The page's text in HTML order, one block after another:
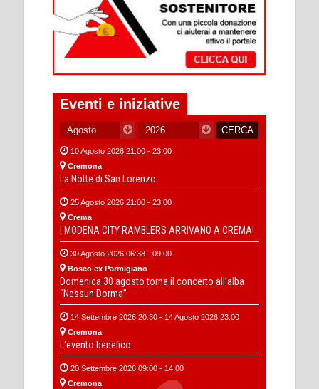
Eventi e iniziative
10 Agosto 2026 21:00 - 23:00
Cremona
La Notte di San Lorenzo
25 Agosto 2026 21:00 - 23:00
Crema
I MODENA CITY RAMBLERS ARRIVANO A CREMA!
30 Agosto 2026 06:38 - 09:00
Bosco ex Parmigiano
Domenica 30 agosto torna il concerto all’alba
“Nessun Dorma”
14 Settembre 2026 20:30 - 14 Agosto 2026 23:00
Cremona
L'evento benefico
20 Settembre 2026 09:00 - 14:00
Cremona